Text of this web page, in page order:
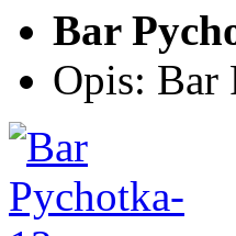
Bar
Opis: Bar